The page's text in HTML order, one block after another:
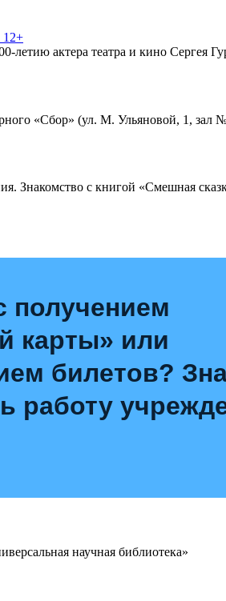
12+
летию актера театра и кино Сергея
«Сбор» (ул. М. Ульяновой, 1, зал
Знакомство с книгой «Смешная
получением
карты» или
билетов?
работу
научная библиотека»